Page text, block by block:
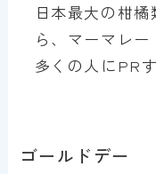
日本最大の柑
ら、マーマレ
多くの人にPR
ゴールドデー